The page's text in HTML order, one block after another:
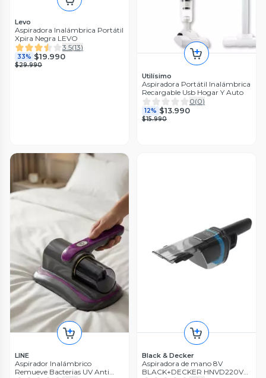
Levo
Aspiradora Inalámbrica Portátil
Xpira Negra LEVO
3.5(13)
33% $19.990
$29.990
Utilísimo
Aspiradora Portátil Inalámbrica
Recargable Usb Hogar Y Auto
0(0)
12% $13.990
$15.990
LINE
Aspirador Inalámbrico
Remueve Bacterias UV Anti
Black & Decker
Aspiradora de mano 8V
BLACK+DECKER HNVD220V8-